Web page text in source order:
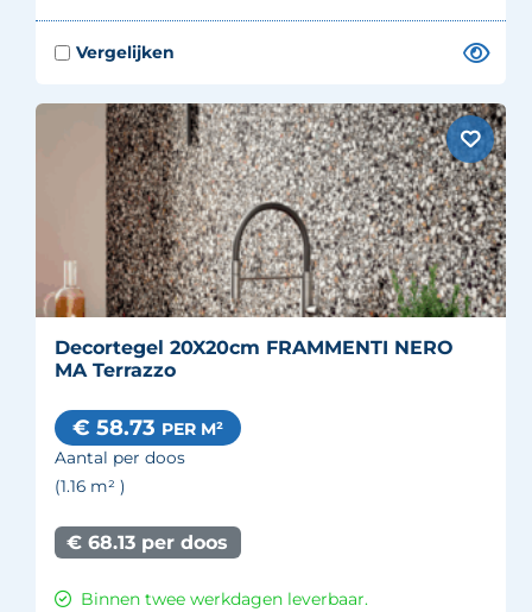
Decortegel 20X20cm FRAMMENTI NERO
MA Terrazzo
€ 58.73 PER M²
Aantal per doos
(1.16 m² )
€ 68.13 per doos
Binnen twee werkdagen leverbaar.